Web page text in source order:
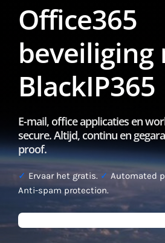
Office365
beveiliging
BlackIP365
E-mail, office applicaties en
secure. Altijd, continu en
proof.
✓ Ervaar het gratis. ✓ Automated
Anti-spam protection.